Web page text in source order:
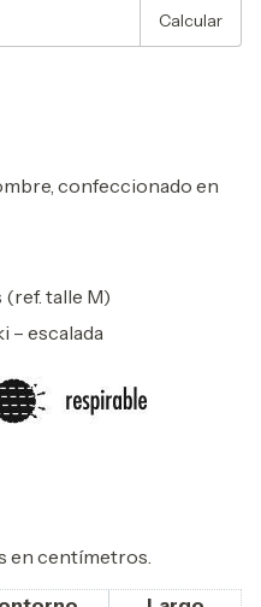
Calcular
confeccionado en
(ref. talle M)
– escalada
en centímetros.